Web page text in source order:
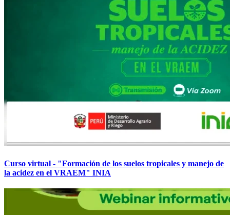
Curso virtual - "Formación de los suelos tropicales y manejo de
la acidez en el VRAEM" INIA